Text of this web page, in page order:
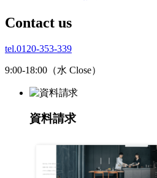
Contact us
tel.0120-353-339
9:00-18:00（水 Close）
資料請求